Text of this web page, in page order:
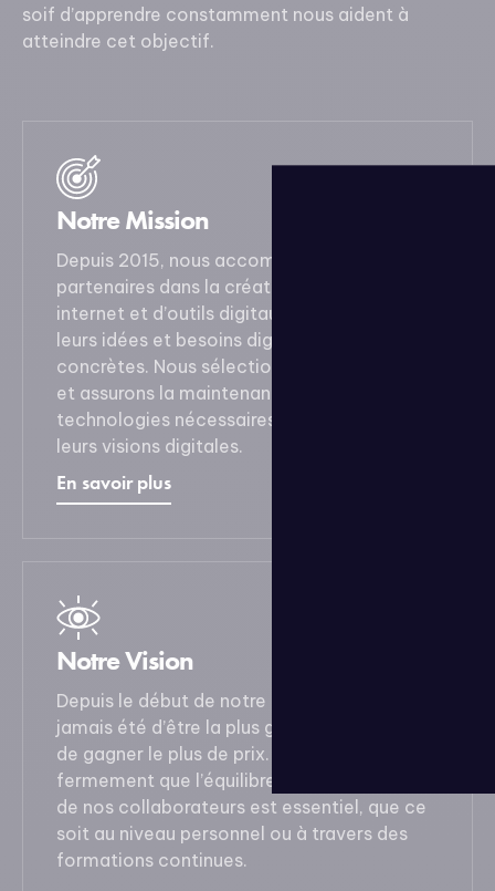
soif d’apprendre constamment nous aident à
atteindre cet objectif.
Notre Mission
Depuis 2015, nous accompagnons nos
partenaires dans la création de sites
internet et d’outils digitaux, en traduisant
leurs idées et besoins digitaux en solutions
concrètes. Nous sélectionnons, installons,
et assurons la maintenance des
technologies nécessaires pour concrétiser
leurs visions digitales.
En savoir plus
Notre Vision
Depuis le début de notre aventure, le but n’a
jamais été d’être la plus grosse agence, ni
de gagner le plus de prix. Nous croyons
fermement que l’équilibre travail-vie privée
de nos collaborateurs est essentiel, que ce
soit au niveau personnel ou à travers des
formations continues.